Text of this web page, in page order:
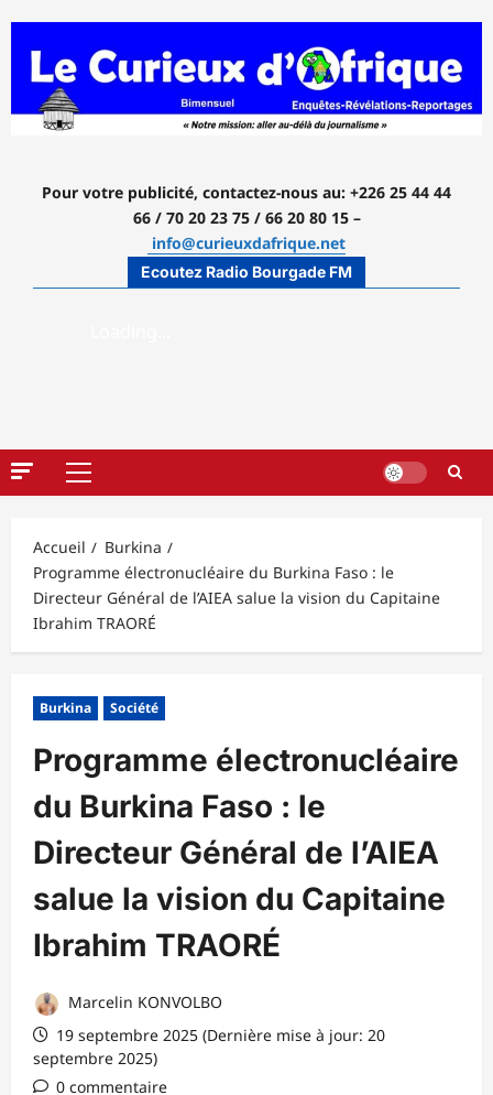
contenu
Pour votre publicité, contactez-nous au: +226 25 44 44
66 / 70 20 23 75 / 66 20 80 15 –
info@curieuxdafrique.net
Ecoutez Radio Bourgade FM
Menu
Accueil
Burkina
Programme électronucléaire du Burkina Faso : le
Directeur Général de l’AIEA salue la vision du Capitaine
Ibrahim TRAORÉ
Burkina Société
Programme électronucléaire
du Burkina Faso : le
Directeur Général de l’AIEA
salue la vision du Capitaine
Ibrahim TRAORÉ
Marcelin KONVOLBO
19 septembre 2025 (Dernière mise à jour: 20
septembre 2025)
0 commentaire